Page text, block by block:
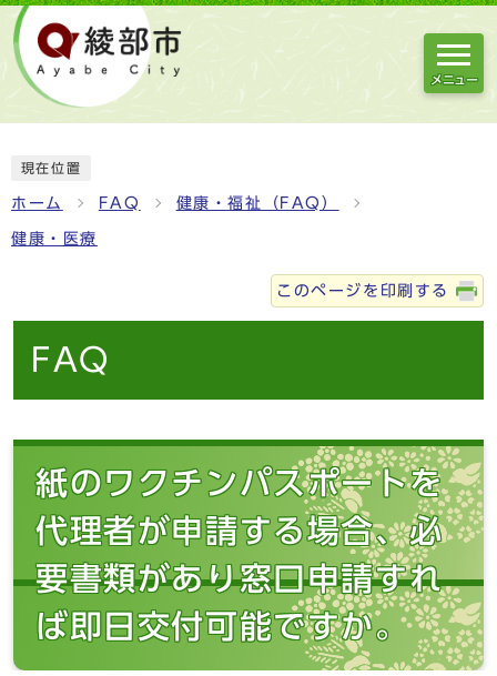
メニュー
現在位置
ホーム FAQ 健康・福祉（FAQ）
健康・医療
このページを印刷する
FAQ
紙のワクチンパスポートを
代理者が申請する場合、必
要書類があり窓口申請すれ
ば即日交付可能ですか。